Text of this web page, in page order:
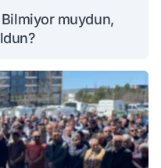
Bilmiyor muydun,